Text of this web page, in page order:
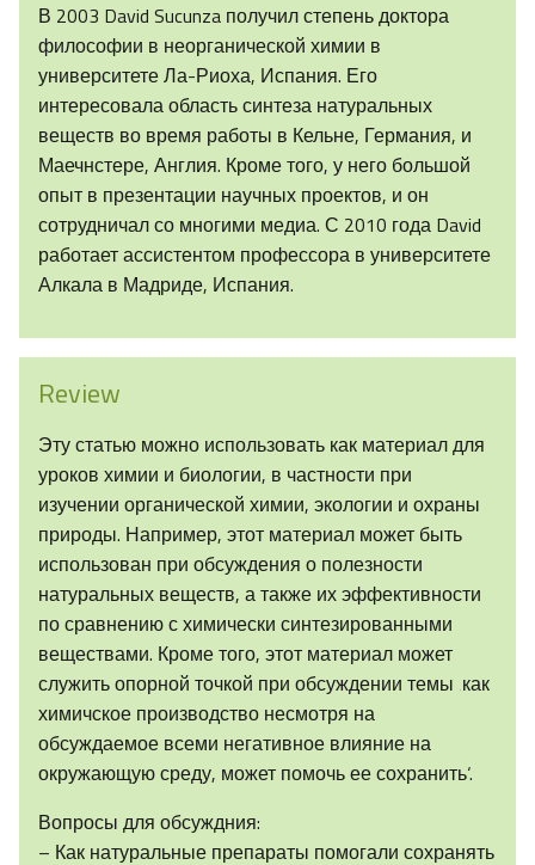
В 2003 David Sucunza получил степень доктора
философии в неорганической химии в
университете Ла-Риоха, Испания. Его
интересовала область синтеза натуральных
веществ во время работы в Кельне, Германия, и
Маечнстере, Англия. Кроме того, у него большой
опыт в презентации научных проектов, и он
сотрудничал со многими медиа. С 2010 года David
работает ассистентом профессора в университете
Алкала в Мадриде, Испания.
Review
Эту статью можно использовать как материал для
уроков химии и биологии, в частности при
изучении органической химии, экологии и охраны
природы. Например, этот материал может быть
использован при обсуждения о полезности
натуральных веществ, а также их эффективности
по сравнению с химически синтезированными
веществами. Кроме того, этот материал может
служить опорной точкой при обсуждении темы ‚как
химичское производство несмотря на
обсуждаемое всеми негативное влияние на
окружающую среду, может помочь ее сохранить‘.
Вопросы для обсуждния:
– Как натуральные препараты помогали сохранять